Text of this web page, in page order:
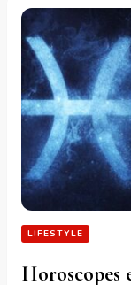
LIFESTYLE
Horoscopes